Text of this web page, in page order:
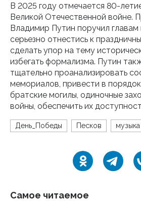
В 2025 году отмечается 80-
Великой Отечественной войне.
Владимир Путин поручил главам
серьезно отнестись к
сделать упор на тему
избегать формализма. Путин
тщательно проанализировать
мемориалов, привести в
братские могилы, одиночные
войны, обеспечить их
День_Победы Песков музыка
Самое читаемое